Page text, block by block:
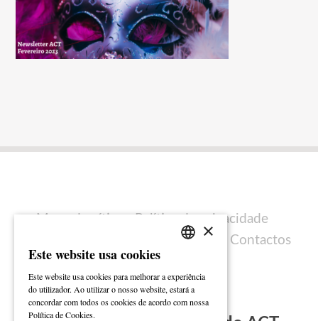
Mapa do sítio
Política de privacidade
Ficha técnica Contactos
ENGLISH
×
Este website usa cookies
Este website usa cookies para melhorar a experiência
do utilizador. Ao utilizar o nosso website, estará a
concordar com todos os cookies de acordo com nossa
Política de Cookies.